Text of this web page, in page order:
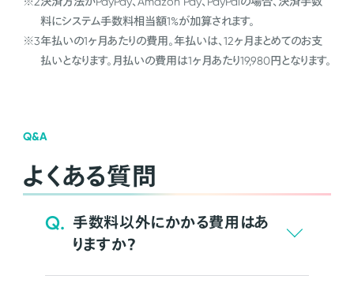
料にシステム手数料相当額1%が加算されます。
※3年払いの1ヶ月あたりの費用。年払いは、12ヶ月まとめてのお支
払いとなります。月払いの費用は1ヶ月あたり19,980円となります。
Q&A
よくある質問
Q. 手数料以外にかかる費用はあ
りますか？